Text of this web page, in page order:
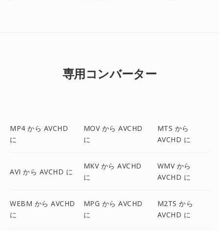
専用コンバーター
MP4 から AVCHD
に
MOV から AVCHD
に
MTS から
AVCHD に
AVI から AVCHD に
MKV から AVCHD
に
WMV から
AVCHD に
WEBM から AVCHD
に
MPG から AVCHD
に
M2TS から
AVCHD に